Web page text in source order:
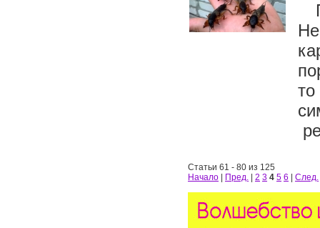
Статьи 61 - 80 из 125
Начало
Пред. 2 3 4 5 6 След.